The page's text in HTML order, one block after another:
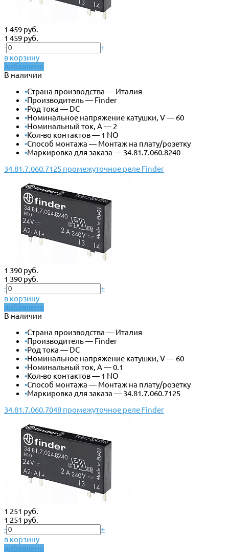
1 459 руб.
1 459 руб.
-
+
в корзину
добавлено
В наличии
•Страна производства — Италия
•Производитель — Finder
•Род тока — DC
•Номинальное напряжение катушки, V — 60
•Номинальный ток, А — 2
•Кол-во контактов — 1 NO
•Способ монтажа — Монтаж на плату/розетку
•Маркировка для заказа — 34.81.7.060.8240
34.81.7.060.7125 промежуточное реле Finder
1 390 руб.
1 390 руб.
-
+
в корзину
добавлено
В наличии
•Страна производства — Италия
•Производитель — Finder
•Род тока — DC
•Номинальное напряжение катушки, V — 60
•Номинальный ток, А — 0.1
•Кол-во контактов — 1 NO
•Способ монтажа — Монтаж на плату/розетку
•Маркировка для заказа — 34.81.7.060.7125
34.81.7.060.7048 промежуточное реле Finder
1 251 руб.
1 251 руб.
-
+
в корзину
добавлено